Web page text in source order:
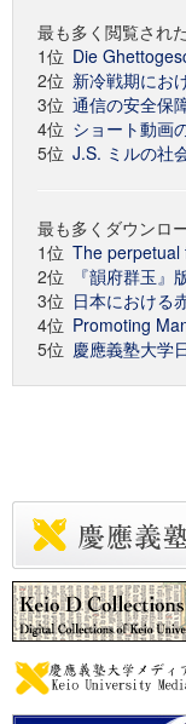
最も多く閲覧され
1位 Die
2位 新冷戦期にお
3位 通信の安全保
4位 ショート動画
5位 J.S. ミルの社
最も多くダウンロ
1位 The perpetual
2位
『韻府群玉』
3位 日本における
4位 Promoting
5位 慶應義塾大学